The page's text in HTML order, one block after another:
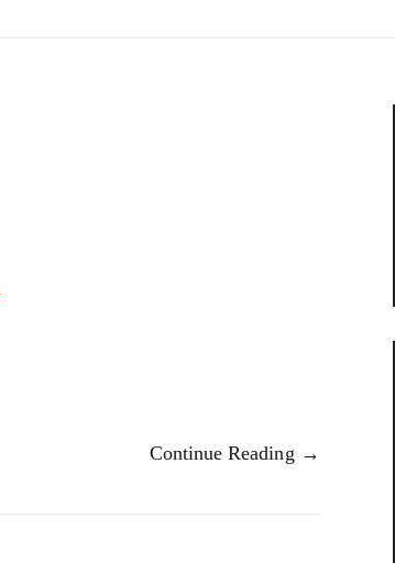
Continue Reading →